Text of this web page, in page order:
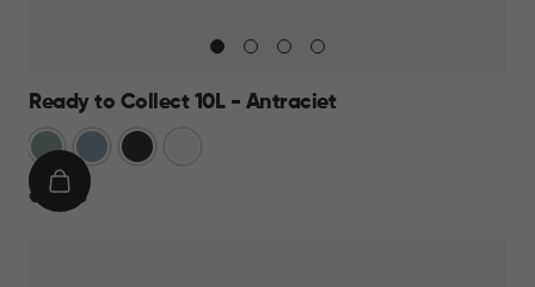
Ready to Collect 10L - Antraciet
GroenBlauwDonkergrijs
€
€ 14,95
IN